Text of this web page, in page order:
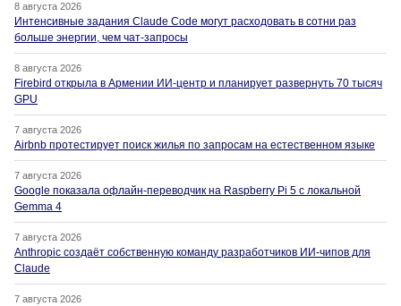
8 августа 2026
Интенсивные задания Claude Code могут расходовать в сотни раз
больше энергии, чем чат-запросы
8 августа 2026
Firebird открыла в Армении ИИ-центр и планирует развернуть 70 тысяч
GPU
7 августа 2026
Airbnb протестирует поиск жилья по запросам на естественном языке
7 августа 2026
Google показала офлайн-переводчик на Raspberry Pi 5 с локальной
Gemma 4
7 августа 2026
Anthropic создаёт собственную команду разработчиков ИИ-чипов для
Claude
7 августа 2026